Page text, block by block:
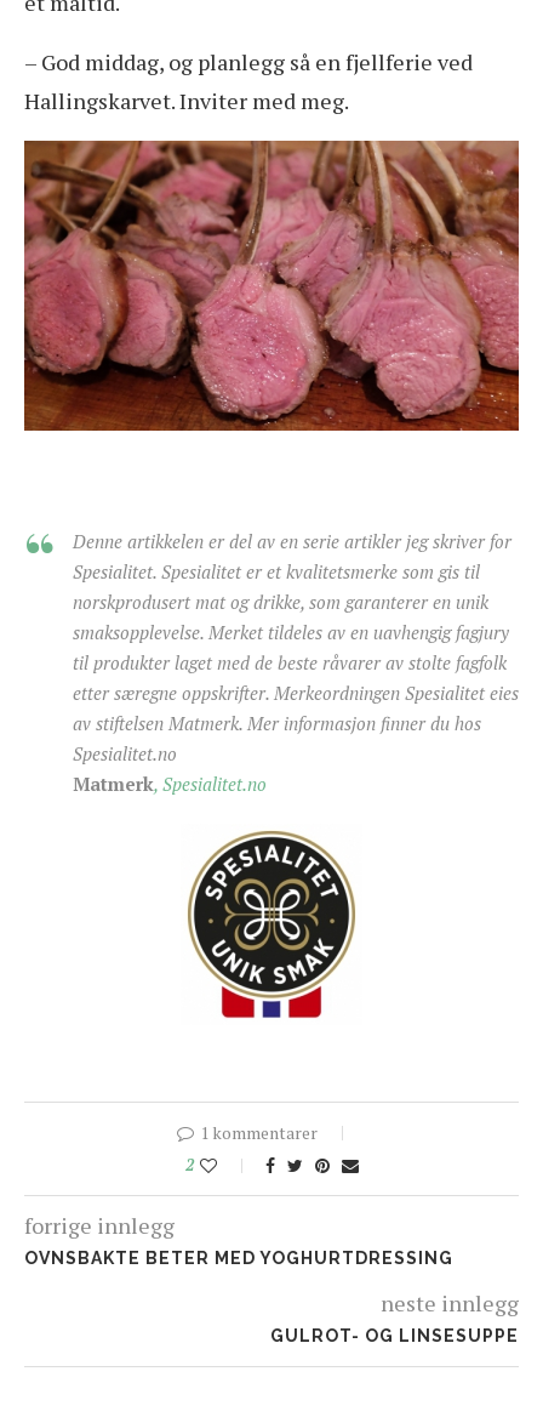
– God middag, og planlegg så en fjellferie ved
Hallingskarvet. Inviter med meg.
Denne artikkelen er del av en serie artikler jeg skriver for
Spesialitet. Spesialitet er et kvalitetsmerke som gis til
norskprodusert mat og drikke, som garanterer en unik
smaksopplevelse. Merket tildeles av en uavhengig fagjury
til produkter laget med de beste råvarer av stolte fagfolk
etter særegne oppskrifter. Merkeordningen Spesialitet eies
av stiftelsen Matmerk. Mer informasjon finner du hos
Spesialitet.no
Matmerk, Spesialitet.no
1 kommentarer
2
forrige innlegg
OVNSBAKTE BETER MED YOGHURTDRESSING
neste innlegg
GULROT- OG LINSESUPPE